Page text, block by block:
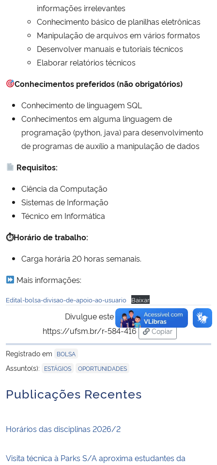
Secretaria de Governo
Gabinete de Segurança Institucional
Advocacia-Geral da União
Banco Central do Brasil
informações irrelevantes
Conhecimento básico de planilhas eletrônicas
Manipulação de arquivos em vários formatos
Desenvolver manuais e tutoriais técnicos
Elaborar relatórios técnicos
Conhecimentos preferidos (não obrigatórios)
Conhecimento de linguagem SQL
Conhecimentos em alguma linguagem de
programação (python, java) para desenvolvimento
de programas de auxílio a manipulação de dados
Requisitos:
Ciência da Computação
Sistemas de Informação
Técnico em Informática
⏱Horário de trabalho:
Carga horária 20 horas semanais.
Mais informações:
Edital-bolsa-divisao-de-apoio-ao-usuario Baixar
Divulgue este conteúdo:
https://ufsm.br/r-584-416
Copiar
para área de
Registrado em
BOLSA
Assunto(s): ESTÁGIOS OPORTUNIDADES
Publicações Recentes
Horários das disciplinas 2026/2
Visita técnica à Parks S/A aproxima estudantes da